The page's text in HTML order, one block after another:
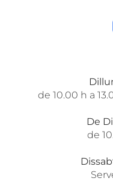
de 10.00 h a
De
de